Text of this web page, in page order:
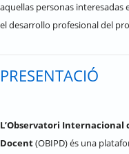
aquellas personas interesadas
el desarrollo profesional del
PRESENTACIÓ
L’Observatori Internacional
Docent(OBIPD) és una